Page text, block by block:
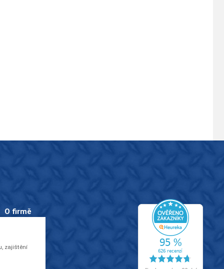
O firmě
zajištění